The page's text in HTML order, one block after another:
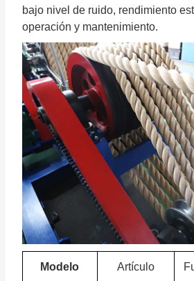
bajo nivel de ruido, rendimiento
operación y mantenimiento.
Modelo Artículo